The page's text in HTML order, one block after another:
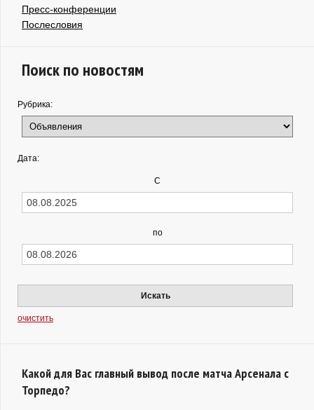
Пресс-конференции
Послесловия
Поиск по новостям
Рубрика:
Дата:
С
по
Искать
очистить
Какой для Вас главный вывод после матча Арсенала с
Торпедо?